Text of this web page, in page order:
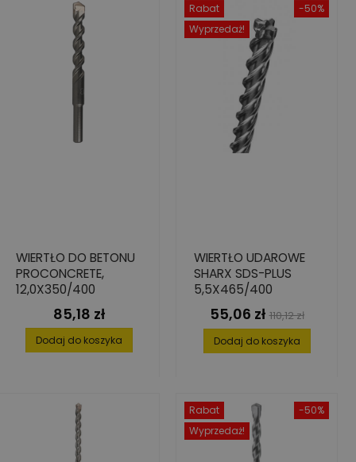
WIERTŁO DO BETONU
PROCONCRETE,
12,0X350/400
Cena
85,18 zł
Dodaj do koszyka
-50%
Rabat
Wyprzedaż!
WIERTŁO UDAROWE
SHARX SDS-PLUS
5,5X465/400
Cena
55,06 zł Cena
podstawowa
110,12 zł
Dodaj do koszyka
-50%
Rabat
Wyprzedaż!